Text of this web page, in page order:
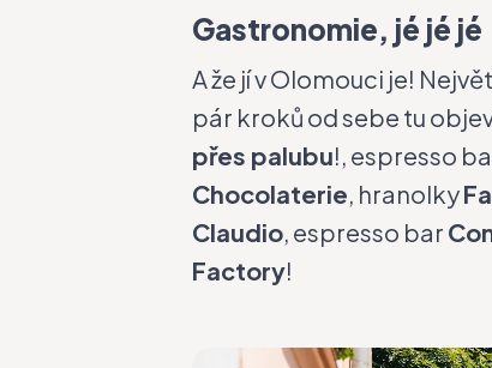
Gastronomie, jé jé jé
A že jí v Olomouci je!
pár kroků od sebe tu
přes palubu!, espresso
Chocolaterie, hranolky
Claudio, espresso bar
Factory!